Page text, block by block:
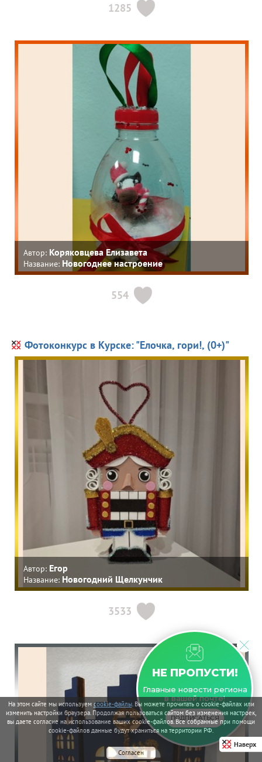
На этом сайте мы используем cookie-файлы. Вы можете прочитать о cookie-файлах или
изменить настройки браузера. Продолжая пользоваться сайтом без изменения настроек,
вы даете согласие на использование ваших cookie-файлов. Все собранные при помощи
cookie-файлов данные будут храниться на территории РФ.
Согласен
Наверх
1285
Автор: Коряковцева Елизавета
Название: Новогоднее настроение
554
Фотоконкурс в Курске: "Елочка, гори!, (0+)"
Автор: Егор
Название: Новогодний Щелкунчик
3533
НЕ ПРОПУСТИ!
Главные новости региона
в вашей почте!
ПОДПИСАТЬСЯ